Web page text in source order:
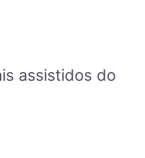
assistidos do